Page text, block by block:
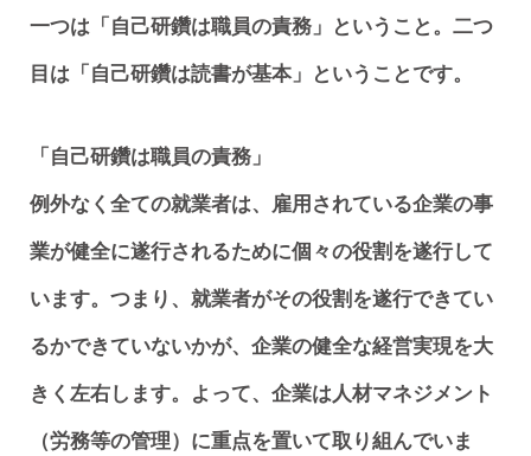
一つは「自己研鑽は職員の責務」ということ。二つ
目は「自己研鑽は読書が基本」ということです。
「自己研鑽は職員の責務」
例外なく全ての就業者は、雇用されている企業の事
業が健全に遂行されるために個々の役割を遂行して
います。つまり、就業者がその役割を遂行できてい
るかできていないかが、企業の健全な経営実現を大
きく左右します。よって、企業は人材マネジメント
（労務等の管理）に重点を置いて取り組んでいま